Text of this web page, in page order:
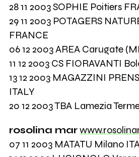
28 11 2003 SOPHIE Poitiers
29 11 2003 POTAGERS
FRANCE
06 12 2003 AREA Carugate
11 12 2003 CS FIORAVANTI
13 12 2003 MAGAZZINI
ITALY
20 12 2003 TBA Lamezia
rosolina mar
07 11 2003 MATATU Milano